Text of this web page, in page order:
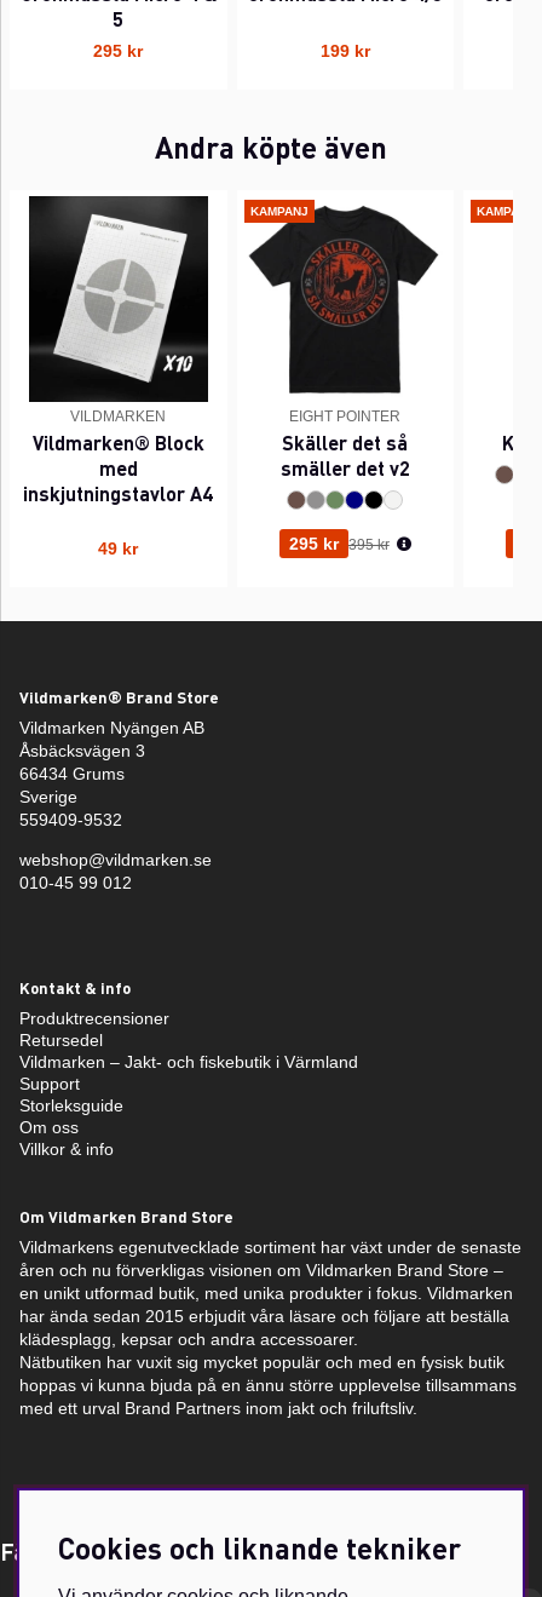
5
295 kr 199 kr
Andra köpte även
VILDMARKEN
Vildmarken® Block
med
inskjutningstavlor A4
49 kr
KAMPANJ
EIGHT POINTER
Skäller det så
smäller det v2
295 kr Ordinarie pris:
395 kr
KAMPANJ
Vildmarken® Brand Store
Vildmarken Nyängen AB
Åsbäcksvägen 3
66434 Grums
Sverige
559409-9532
webshop@vildmarken.se
010-45 99 012
Kontakt & info
Produktrecensioner
Retursedel
Vildmarken – Jakt- och fiskebutik i Värmland
Support
Storleksguide
Om oss
Villkor & info
Om Vildmarken Brand Store
Vildmarkens egenutvecklade sortiment har växt under de senaste
åren och nu förverkligas visionen om Vildmarken Brand Store –
en unikt utformad butik, med unika produkter i fokus. Vildmarken
har ända sedan 2015 erbjudit våra läsare och följare att beställa
klädesplagg, kepsar och andra accessoarer.
Nätbutiken har vuxit sig mycket populär och med en fysisk butik
hoppas vi kunna bjuda på en ännu större upplevelse tillsammans
med ett urval Brand Partners inom jakt och friluftsliv.
Få Magasin Vildmarken direkt till din e-post!*
Cookies och liknande tekniker